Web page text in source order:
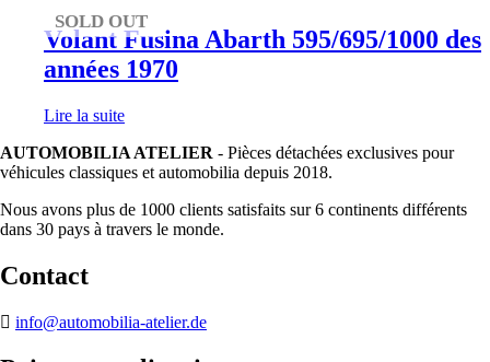
SOLD OUT
Volant Fusina Abarth 595/695/1000 des
années 1970
Lire la suite
AUTOMOBILIA ATELIER - Pièces détachées exclusives pour
véhicules classiques et automobilia depuis 2018.
Nous avons plus de 1000 clients satisfaits sur 6 continents différents
dans 30 pays à travers le monde.
Contact
info@automobilia-atelier.de